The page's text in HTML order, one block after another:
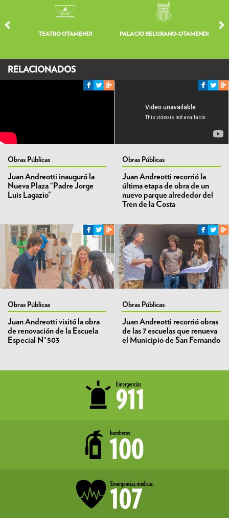
TEATRO OTAMENDI PALACIO BELGRANO-OTAMENDI
RELACIONADOS
Obras Públicas
Juan Andreotti inauguró la
Nueva Plaza “Padre Jorge
Luis Lagazio”
Obras Públicas
Juan Andreotti recorrió la
última etapa de obra de un
nuevo parque alrededor del
Tren de la Costa
Obras Públicas
Juan Andreotti visitó la obra
de renovación de la Escuela
Especial N°503
Obras Públicas
Juan Andreotti recorrió obras
de las 7 escuelas que renueva
el Municipio de San Fernando